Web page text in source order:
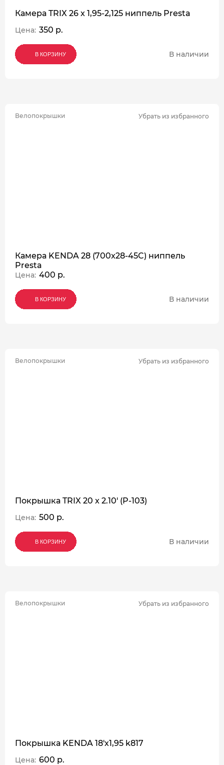
Камера TRIX 26 x 1,95-2,125 ниппель Presta
Цена: 350 р.
В КОРЗИНУ
В КОРЗИНУ
В КОРЗИНУ В наличии
Велопокрышки Убрать из избранного
Камера KENDA 28 (700x28-45C) ниппель
Presta
Цена: 400 р.
В КОРЗИНУ
В КОРЗИНУ
В КОРЗИНУ В наличии
Велопокрышки Убрать из избранного
Покрышка TRIX 20 x 2.10' (P-103)
Цена: 500 р.
В КОРЗИНУ
В КОРЗИНУ
В КОРЗИНУ В наличии
Велопокрышки Убрать из избранного
Покрышка KENDA 18'х1,95 k817
Цена: 600 р.